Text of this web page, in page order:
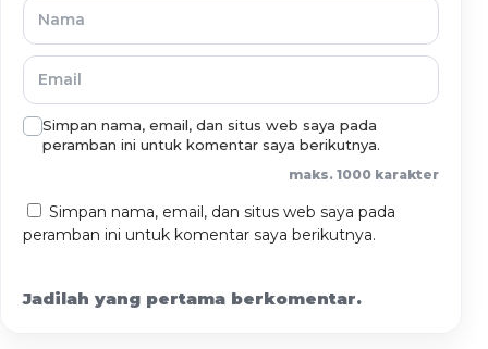
Simpan nama, email, dan situs web saya pada
peramban ini untuk komentar saya berikutnya.
maks. 1000 karakter
Simpan nama, email, dan situs web saya pada
peramban ini untuk komentar saya berikutnya.
Jadilah yang pertama berkomentar.